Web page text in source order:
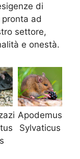
di
ad
settore,
e onestà.
Apodemus
Sylvaticus